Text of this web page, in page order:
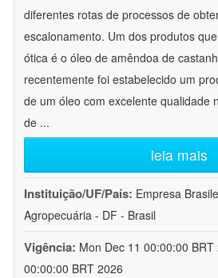
diferentes rotas de processos de
escalonamento. Um dos produtos
ótica é o óleo de amêndoa de
recentemente foi estabelecido um
de um óleo com excelente qualidade
de ...
leia mais
Instituição/UF/País: Empresa
Agropecuária - DF - Brasil
Vigência: Mon Dec 11 00:00:00 BRT
00:00:00 BRT 2026